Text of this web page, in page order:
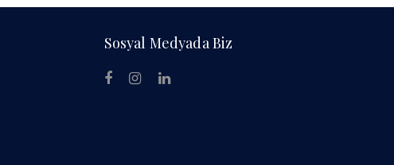
Sosyal Medyada Biz